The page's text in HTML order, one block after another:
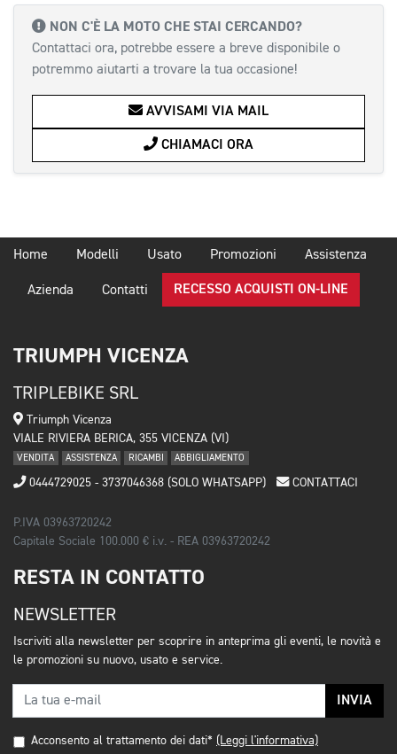
NON C'È LA MOTO CHE STAI CERCANDO?
Contattaci ora, potrebbe essere a breve disponibile o
potremmo aiutarti a trovare la tua occasione!
AVVISAMI VIA MAIL
CHIAMACI ORA
Home Modelli Usato Promozioni Assistenza
Azienda Contatti RECESSO ACQUISTI ON-LINE
TRIUMPH VICENZA
TRIPLEBIKE SRL
Triumph Vicenza
VIALE RIVIERA BERICA, 355 VICENZA (VI)
VENDITA ASSISTENZA RICAMBI ABBIGLIAMENTO
0444729025 - 3737046368 (SOLO WHATSAPP) CONTATTACI
P.IVA 03963720242
Capitale Sociale 100.000 € i.v. - REA 03963720242
RESTA IN CONTATTO
NEWSLETTER
Iscriviti alla newsletter per scoprire in anteprima gli eventi, le novità e
le promozioni su nuovo, usato e service.
INVIA
Acconsento al trattamento dei dati* (Leggi l'informativa)